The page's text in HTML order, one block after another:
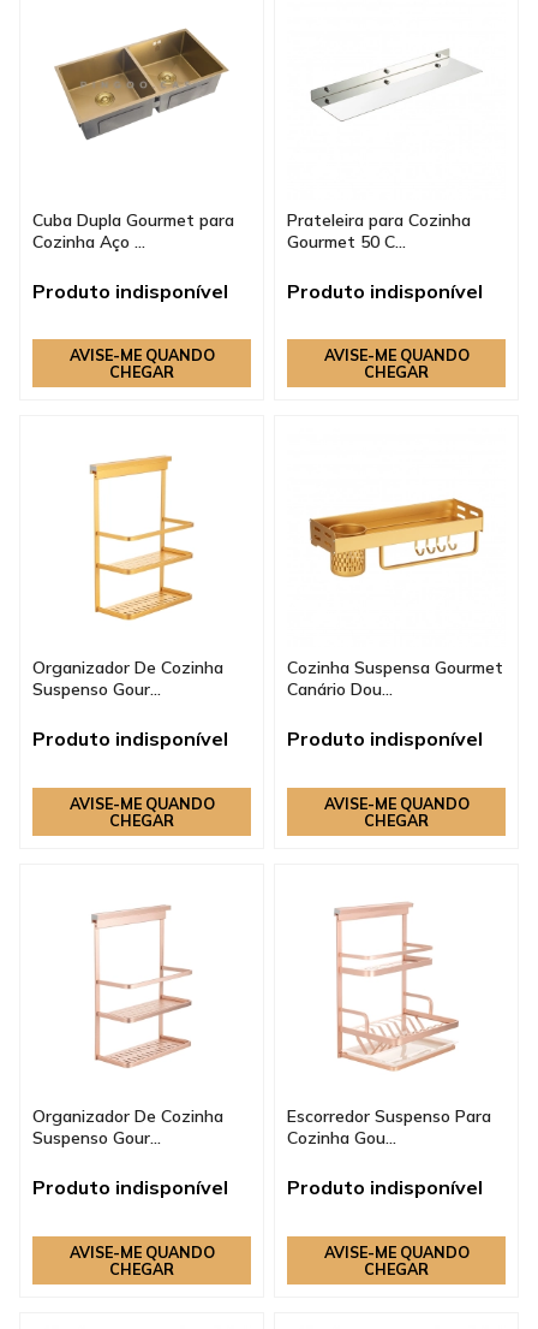
Cuba Dupla Gourmet para
Cozinha Aço ...
Produto indisponível
AVISE-ME QUANDO
CHEGAR
Prateleira para Cozinha
Gourmet 50 C...
Produto indisponível
AVISE-ME QUANDO
CHEGAR
Organizador De Cozinha
Suspenso Gour...
Produto indisponível
AVISE-ME QUANDO
CHEGAR
Cozinha Suspensa Gourmet
Canário Dou...
Produto indisponível
AVISE-ME QUANDO
CHEGAR
Organizador De Cozinha
Suspenso Gour...
Produto indisponível
AVISE-ME QUANDO
CHEGAR
Escorredor Suspenso Para
Cozinha Gou...
Produto indisponível
AVISE-ME QUANDO
CHEGAR